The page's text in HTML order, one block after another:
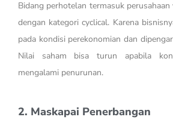
Bidang perhotelan termasuk
dengan kategori cyclical. Karena
pada kondisi perekonomian dan
Nilai saham bisa turun apabila
mengalami penurunan.
2. Maskapai Penerbangan